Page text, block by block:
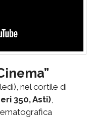
nel cortile di
350, Asti),